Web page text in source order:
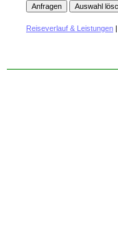
Reiseverlauf & Leistungen |